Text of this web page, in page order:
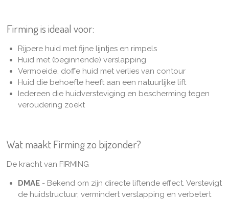
Firmingis ideaal voor:
Rijpere huid met fijne lijntjes en rimpels
Huid met (beginnende) verslapping
Vermoeide, doffe huid met verlies van contour
Huid die behoefte heeft aan een natuurlijke lift
Iedereen die huidversteviging en bescherming tegen
veroudering zoekt
Wat maakt Firmingzo bijzonder?
De kracht van FIRMING
DMAE - Bekend om zijn directe liftende effect. Verstevigt
de huidstructuur, vermindert verslapping en verbetert